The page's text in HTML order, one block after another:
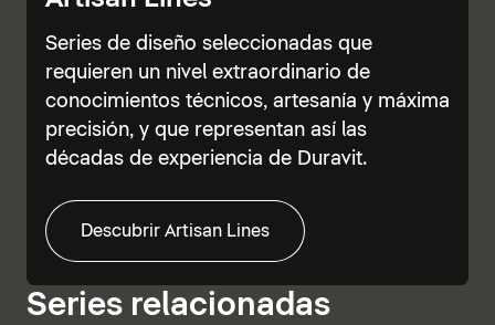
Series de diseño seleccionadas que
requieren un nivel extraordinario de
conocimientos técnicos, artesanía y máxima
precisión, y que representan así las
décadas de experiencia de Duravit.
Descubrir Artisan Lines
Series relacionadas